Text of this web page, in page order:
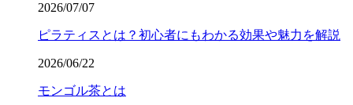
2026/07/07
ピラティスとは？初心者にもわかる効果や魅力を解説
2026/06/22
モンゴル茶とは